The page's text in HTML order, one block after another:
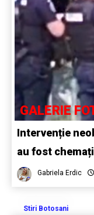
GALERIE
Intervenție
au fost
Gabriela Erdic
Stiri Botosani